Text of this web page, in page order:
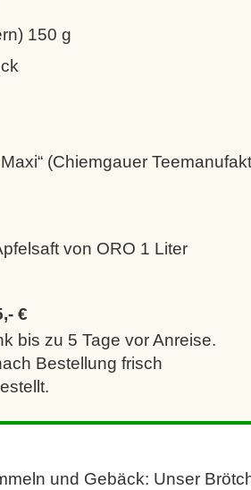
150 g
(Chiemgauer
von ORO 1 Liter
€
bis zu 5 Tage vor Anreise.
Bestellung frisch
und Gebäck: Unser